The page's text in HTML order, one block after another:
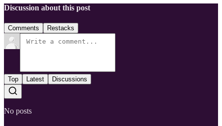
Discussion about this post
Comments Restacks
Top Latest Discussions
No posts